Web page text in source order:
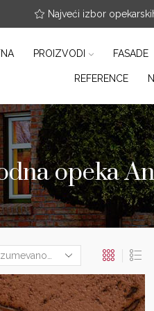
Najveći izbor
PROIZVODI FASADE
REFERENCE
opeka